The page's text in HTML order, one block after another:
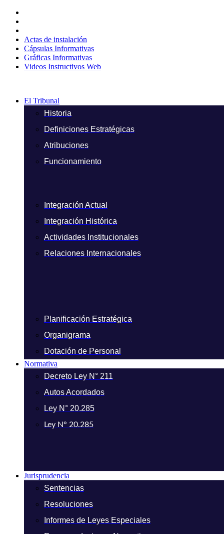
contenido
Actas de instalación
Cápsulas Informativas
Gráficas Informativas
Videos Instructivos Web
El Tribunal
Historia
Definiciones Estratégicas
Atribuciones
Funcionamiento
Integración Actual
Integración Histórica
Actividades Institucionales
Relaciones Internacionales
Planificación Estratégica
Organigrama
Dotación de Personal
Normativa
Decreto Ley N° 211
Autos Acordados
Ley N° 20.285
Ley N° 20.285
Jurisprudencia
Sentencias
Resoluciones
Informes de Leyes Especiales